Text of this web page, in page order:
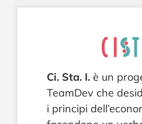
Ci. Sta. I. è un
TeamDev che
i principi